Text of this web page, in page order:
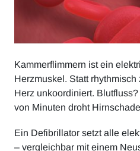
Kammerflimmern ist ein
Herzmuskel. Statt
Herz unkoordiniert.
von Minuten droht
Ein Defibrillator setzt alle
– vergleichbar mit einem